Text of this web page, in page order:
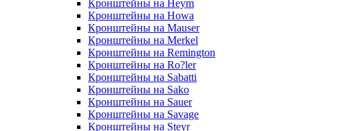
Кронштейны на Heym
Кронштейны на Howa
Кронштейны на Mauser
Кронштейны на Merkel
Кронштейны на Remington
Кронштейны на Ro?ler
Кронштейны на Sabatti
Кронштейны на Sako
Кронштейны на Sauer
Кронштейны на Savage
Кронштейны на Steyr